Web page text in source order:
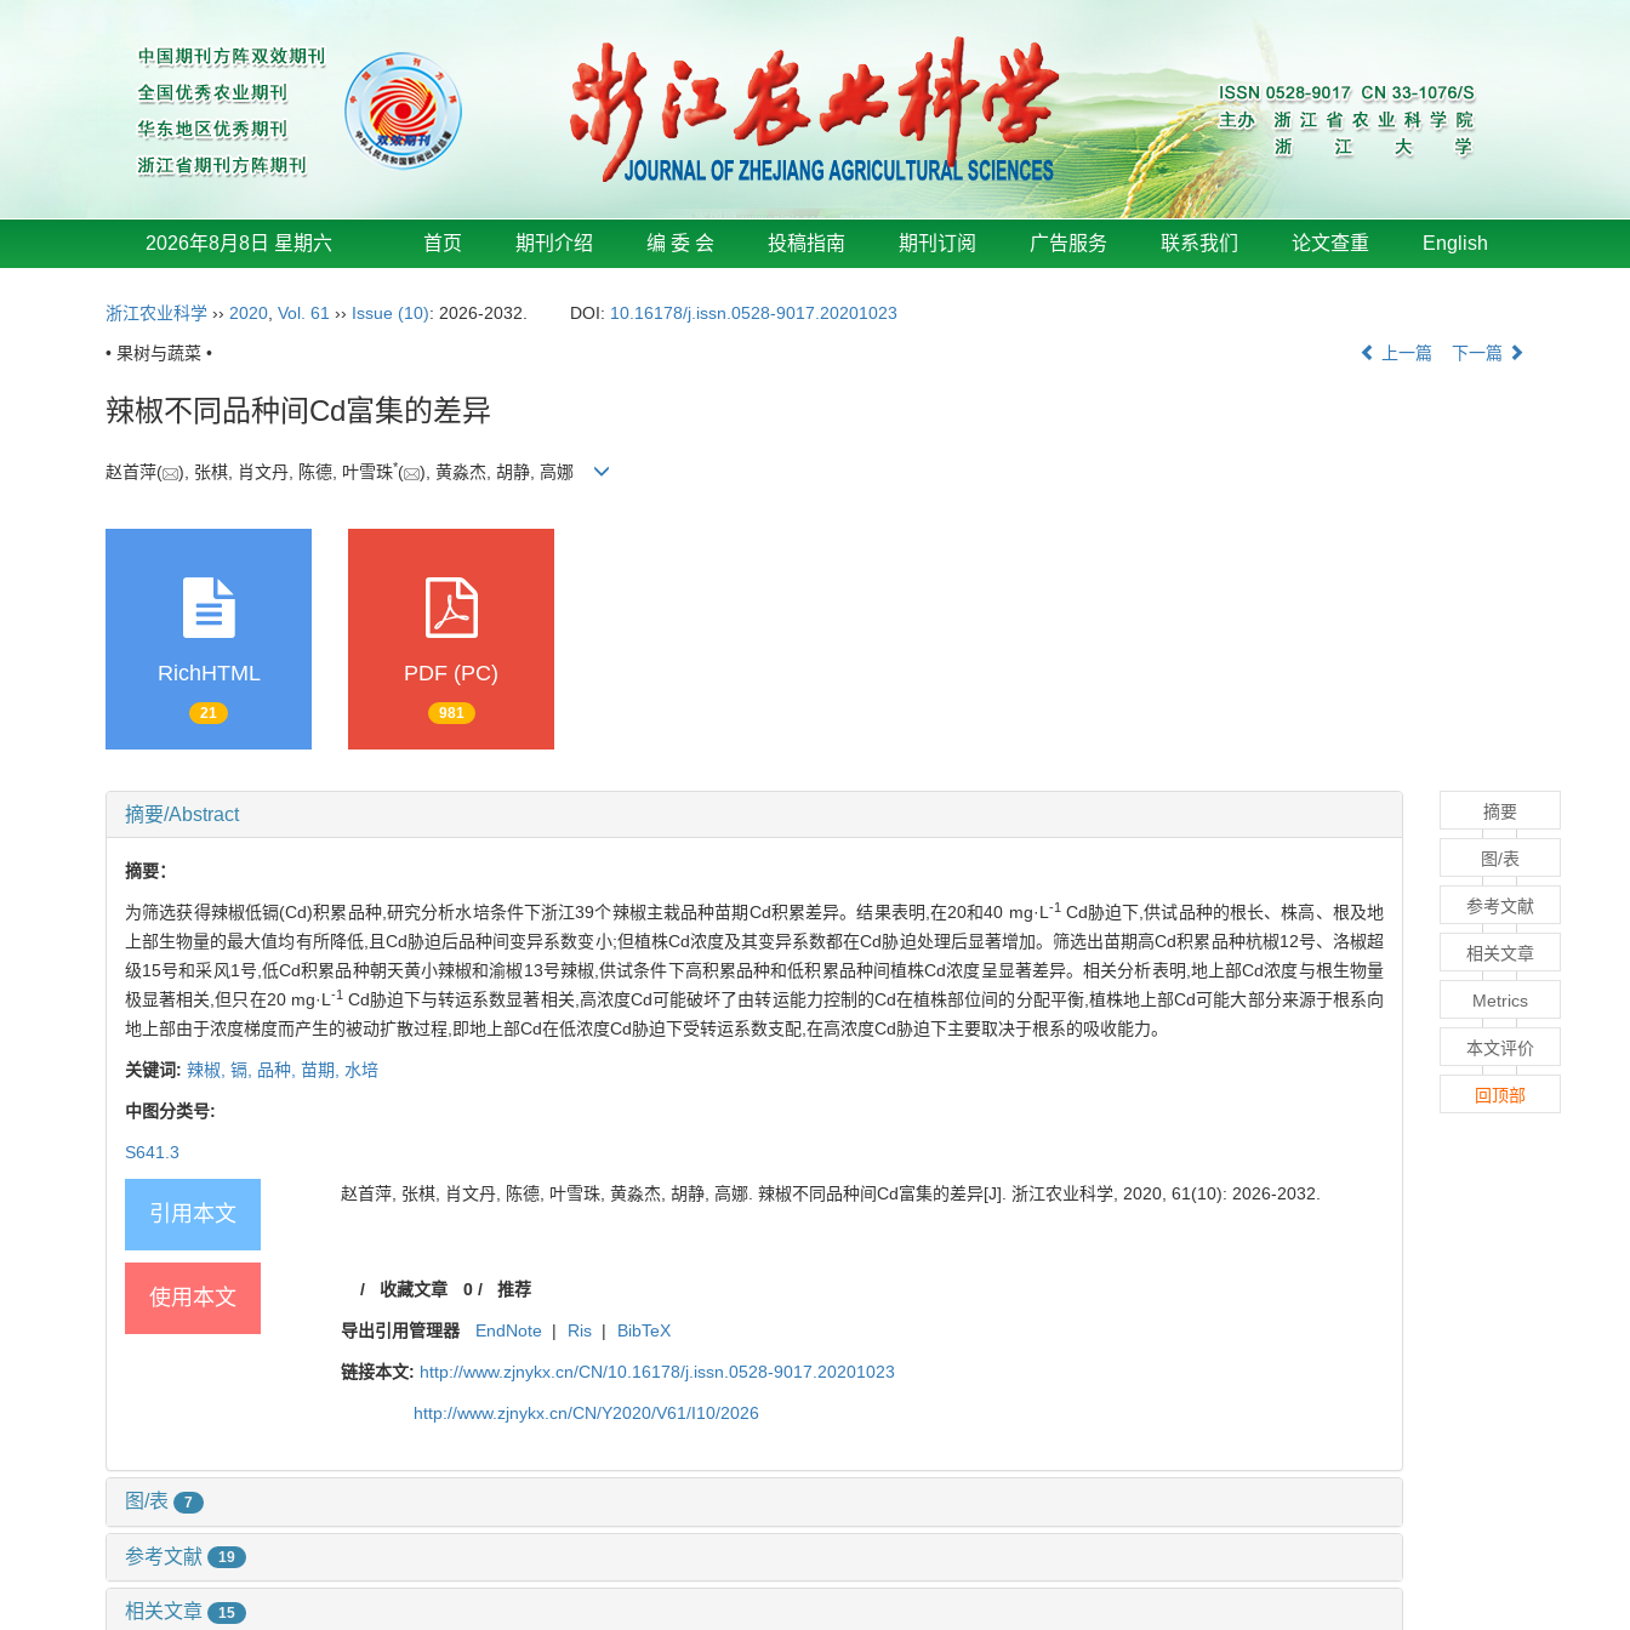
2026年8月8日 星期六 首页 期刊介绍 编 委 会 投稿指南 期刊订阅 广告服务 联系我们 论文查重 English
浙江农业科学 ›› 2020 Vol. 61 ›› Issue (10): 2026-2032. DOI: 10.16178/j.issn.0528-9017.20201023
• 果树与蔬菜 • 上一篇 下一篇
辣椒不同品种间Cd富集的差异
赵首萍( ), 张棋, 肖文丹, 陈德, 叶雪珠*( ), 黄淼杰, 胡静, 高娜
RichHTML
21
PDF (PC)
981
摘要/Abstract
摘要：
为筛选获得辣椒低镉(Cd)积累品种,研究分析水培条件下浙江39个辣椒主栽品种苗期Cd积累差异。结果表明,在20和40 mg·L -1Cd胁迫下,供试品种的根长、株高、根及地
上部生物量的最大值均有所降低,且Cd胁迫后品种间变异系数变小;但植株Cd浓度及其变异系数都在Cd胁迫处理后显著增加。筛选出苗期高Cd积累品种杭椒12号、洛椒超
级15号和采风1号,低Cd积累品种朝天黄小辣椒和渝椒13号辣椒,供试条件下高积累品种和低积累品种间植株Cd浓度呈显著差异。相关分析表明,地上部Cd浓度与根生物量
极显著相关,但只在20 mg·L -1Cd胁迫下与转运系数显著相关,高浓度Cd可能破坏了由转运能力控制的Cd在植株部位间的分配平衡,植株地上部Cd可能大部分来源于根系向
地上部由于浓度梯度而产生的被动扩散过程,即地上部Cd在低浓度Cd胁迫下受转运系数支配,在高浓度Cd胁迫下主要取决于根系的吸收能力。
关键词: 辣椒, 镉, 品种, 苗期, 水培
中图分类号:
S641.3
引用本文
赵首萍, 张棋, 肖文丹, 陈德, 叶雪珠, 黄淼杰, 胡静, 高娜. 辣椒不同品种间Cd富集的差异[J]. 浙江农业科学, 2020, 61(10): 2026-2032.
使用本文 / 收藏文章 0/ 推荐
导出引用管理器 EndNote | Ris | BibTeX
链接本文: http://www.zjnykx.cn/CN/10.16178/j.issn.0528-9017.20201023
http://www.zjnykx.cn/CN/Y2020/V61/I10/2026
图/表 7
参考文献 19
相关文章 15
摘要
图/表
参考文献
相关文章
Metrics
本文评价
回顶部